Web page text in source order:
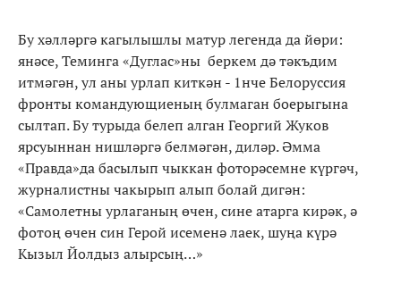
Бу хәлләргә кагылышлы матур легенда да йөри:
янәсе, Теминга «Дуглас»ны беркем дә тәкъдим
итмәгән, ул аны урлап киткән - 1нче Белоруссия
фронты командующиеның булмаган боерыгына
сылтап. Бу турыда белеп алган Георгий Жуков
ярсуыннан нишләргә белмәгән, диләр. Әмма
«Правда»да басылып чыккан фоторәсемне күргәч,
журналистны чакырып алып болай дигән:
«Самолетны урлаганың өчен, сине атарга кирәк, ә
фотоң өчен син Герой исеменә лаек, шуңа күрә
Кызыл Йолдыз алырсың…»